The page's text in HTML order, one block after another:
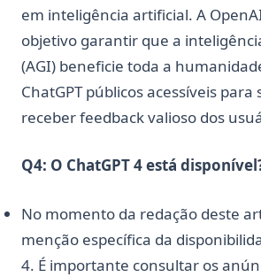
em inteligência artificial. A
objetivo garantir que a
(AGI) beneficie toda a
ChatGPT públicos acessíveis para
receber feedback valioso dos
Q4: O ChatGPT 4 está
No momento da redação deste
menção específica da
4. É importante consultar os